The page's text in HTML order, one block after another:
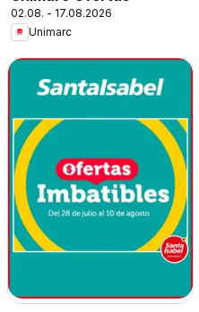
02.08. - 17.08.2026
Unimarc